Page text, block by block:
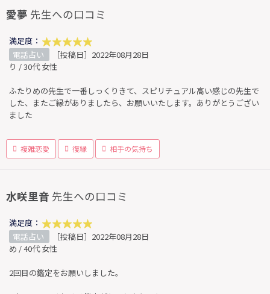
愛夢 先生への口コミ
満足度：
電話占い
［投稿日］2022年08月28日
り / 30代 女性
ふたりめの先生で一番しっくりきて、スピリチュアル高い感じの先生で
した、またご縁がありましたら、お願いいたします。ありがとうござい
ました
複雑恋愛 復縁 相手の気持ち
水咲里音 先生への口コミ
満足度：
電話占い
［投稿日］2022年08月28日
め / 40代 女性
2回目の鑑定をお願いしました。